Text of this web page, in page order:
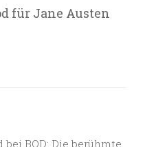
für Jane Austen
BOD: Die berühmte